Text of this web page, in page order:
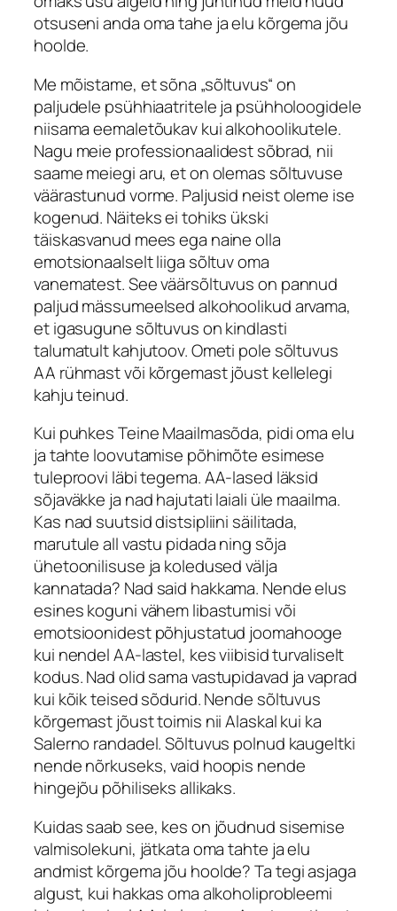
otsuseni anda oma tahe ja elu kõrgema jõu
hoolde.
Me mõistame, et sõna „sõltuvus“ on
paljudele psühhiaatritele ja psühholoogidele
niisama eemaletõukav kui alkohoolikutele.
Nagu meie professionaalidest sõbrad, nii
saame meiegi aru, et on olemas sõltuvuse
väärastunud vorme. Paljusid neist oleme ise
kogenud. Näiteks ei tohiks ükski
täiskasvanud mees ega naine olla
emotsionaalselt liiga sõltuv oma
vanematest. See väärsõltuvus on pannud
paljud mässumeelsed alkohoolikud arvama,
et igasugune sõltuvus on kindlasti
talumatult kahjutoov. Ometi pole sõltuvus
AA rühmast või kõrgemast jõust kellelegi
kahju teinud.
Kui puhkes Teine Maailmasõda, pidi oma elu
ja tahte loovutamise põhimõte esimese
tuleproovi läbi tegema. AA-lased läksid
sõjaväkke ja nad hajutati laiali üle maailma.
Kas nad suutsid distsipliini säilitada,
marutule all vastu pidada ning sõja
ühetoonilisuse ja koledused välja
kannatada? Nad said hakkama. Nende elus
esines koguni vähem libastumisi või
emotsioonidest põhjustatud joomahooge
kui nendel AA-lastel, kes viibisid turvaliselt
kodus. Nad olid sama vastupidavad ja vaprad
kui kõik teised sõdurid. Nende sõltuvus
kõrgemast jõust toimis nii Alaskal kui ka
Salerno randadel. Sõltuvus polnud kaugeltki
nende nõrkuseks, vaid hoopis nende
hingejõu põhiliseks allikaks.
Kuidas saab see, kes on jõudnud sisemise
valmisolekuni, jätkata oma tahte ja elu
andmist kõrgema jõu hoolde? Ta tegi asjaga
algust, kui hakkas oma alkoholiprobleemi